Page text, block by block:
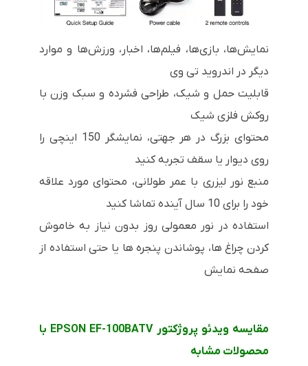
نمایش‌ها، بازی‌ها، فیلم‌ها، اخبار، ورزش‌ها و موارد
دیگر در اندروید تی وی
قابلیت حمل و شیک، طراحی فشرده و سبک وزن با
روکش فلزی شیک
محتوای بزرگ در هر جهتی، نمایشگر 150 اینچی را
روی دیوار یا سقف تجربه کنید
منبع نور لیزری با عمر طولانی، محتوای مورد علاقه
خود را برای 10 سال آینده تماشا کنید
استفاده در نور معمولی روز بدون نیاز به خاموش
کردن چراغ ها، پوشاندن پنجره ها یا حتی استفاده از
صفحه نمایش
مقایسه ویدئو پروژکتور EPSON EF-100BATV با
محصولات مشابه